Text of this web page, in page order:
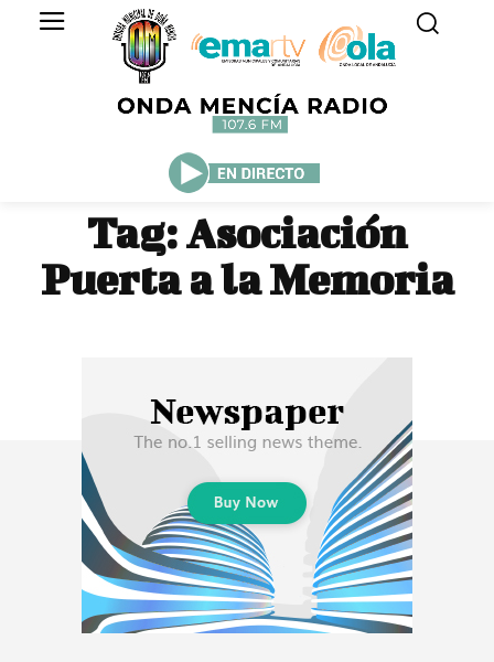
Tag:Asociación
Puerta a la Memoria